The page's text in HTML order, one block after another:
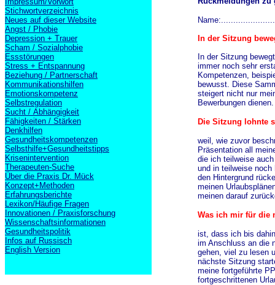
Stichwortverzeichnis
Neues auf dieser Website
Angst / Phobie
Depression + Trauer
Scham / Sozialphobie
Essstörungen
Stress + Entspannung
Beziehung / Partnerschaft
Kommunikationshilfen
Emotionskompetenz
Selbstregulation
Sucht / Abhängigkeit
Fähigkeiten / Stärken
Denkhilfen
Gesundheitskompetenzen
Selbsthilfe+Gesundheitstipps
Krisenintervention
Therapeuten-Suche
Über die Praxis Dr. Mück
Konzept+Methoden
Erfahrungsberichte
Lexikon/Häufige Fragen
Innovationen / Praxisforschung
Wissenschaftsinformationen
Gesundheitspolitik
Infos auf Russisch
English Version
In der Sitzung
In der Sitzung
immer noch sehr
Kompetenzen,
bewusst. Diese
steigert nicht nur
Bewerbungen dienen.
Die Sitzung lohnte
weil, wie zuvor
Präsentation all
die ich teilweise
und in teilweise noch
den Hintergrund
meinen
meinen darauf
Was ich mir für die
ist, dass ich bis
im Anschluss an die
gehen, viel zu lesen
nächste Sitzung
meine fortgeführte
fortgeschrittenen